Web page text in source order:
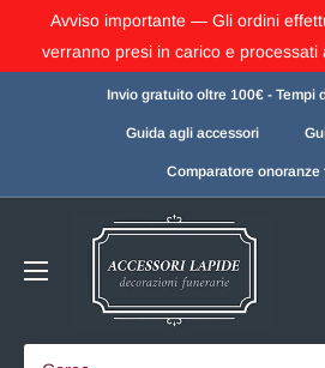
Avviso importante — Gli ordini
verranno presi in carico e processati
Invio gratuito oltre 100€ - Tempi
Guida agli accessori
Comparatore onoranze